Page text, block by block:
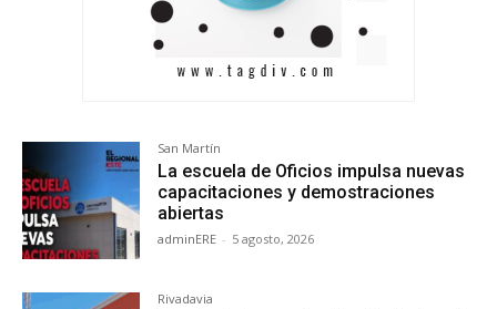
San Martín
La escuela de Oficios impulsa nuevas
capacitaciones y demostraciones
abiertas
adminERE - 5 agosto, 2026
Rivadavia